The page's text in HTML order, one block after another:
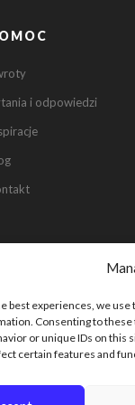
best experiences, we
Consenting to these
or unique IDs on this
certain features and
i odpowiedzi